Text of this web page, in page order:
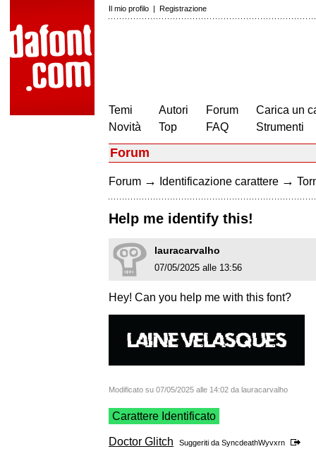
Il mio profilo | Registrazione
Temi
Novità
Autori
Top
Forum
FAQ
Carica un
Strumenti
Forum
Forum → Identificazione carattere →
Help me identify this!
lauracarvalho
07/05/2025 alle 13:56
Hey! Can you help me with this font?
Modificato su 07/05/2025 alle 14:02 da lauracarvalho
Carattere Identificato
Doctor Glitch Suggeriti da SyncdeathWyvxrn